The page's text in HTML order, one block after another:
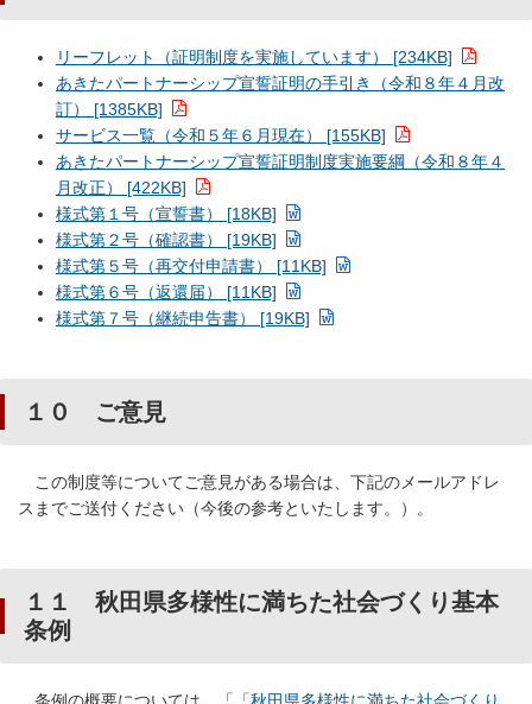
リーフレット（証明制度を実施しています） [234KB]
あきたパートナーシップ宣誓証明の手引き（令和８年４月改
訂） [1385KB]
サービス一覧（令和５年６月現在） [155KB]
あきたパートナーシップ宣誓証明制度実施要綱（令和８年４
月改正） [422KB]
様式第１号（宣誓書） [18KB]
様式第２号（確認書） [19KB]
様式第５号（再交付申請書） [11KB]
様式第６号（返還届） [11KB]
様式第７号（継続申告書） [19KB]
１０ ご意見
この制度等についてご意見がある場合は、下記のメールアドレ
スまでご送付ください（今後の参考といたします。）。
１１ 秋田県多様性に満ちた社会づくり基本
条例